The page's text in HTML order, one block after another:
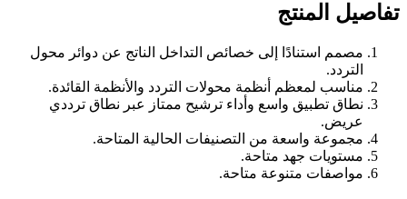
تفاصيل المنتج
مصمم استنادًا إلى خصائص التداخل الناتج عن دوائر محول
التردد.
مناسب لمعظم أنظمة محولات التردد والأنظمة القائدة.
نطاق تطبيق واسع وأداء ترشيح ممتاز عبر نطاق ترددي
عريض.
مجموعة واسعة من التصنيفات الحالية المتاحة.
مستويات جهد متاحة.
مواصفات متنوعة متاحة.